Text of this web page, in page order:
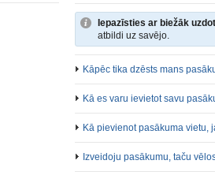
Iepazīsties ar biežāk
atbildi uz savējo.
Kāpēc tika dzēsts mans
Kā es varu ievietot savu
Kā pievienot pasākuma vietu,
Izveidoju pasākumu, taču